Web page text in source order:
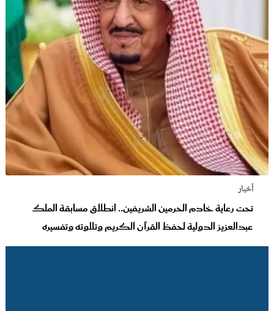
أخبار
تحت رعاية خادم الحرمين الشريفين.. انطلاق مسابقة الملك
عبدالعزيز الدولية لحفظ القرآن الكريم وتلاوته وتفسيره